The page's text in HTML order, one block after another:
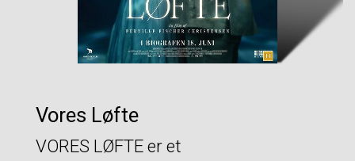
Vores Løfte
VORES LØFTE er et